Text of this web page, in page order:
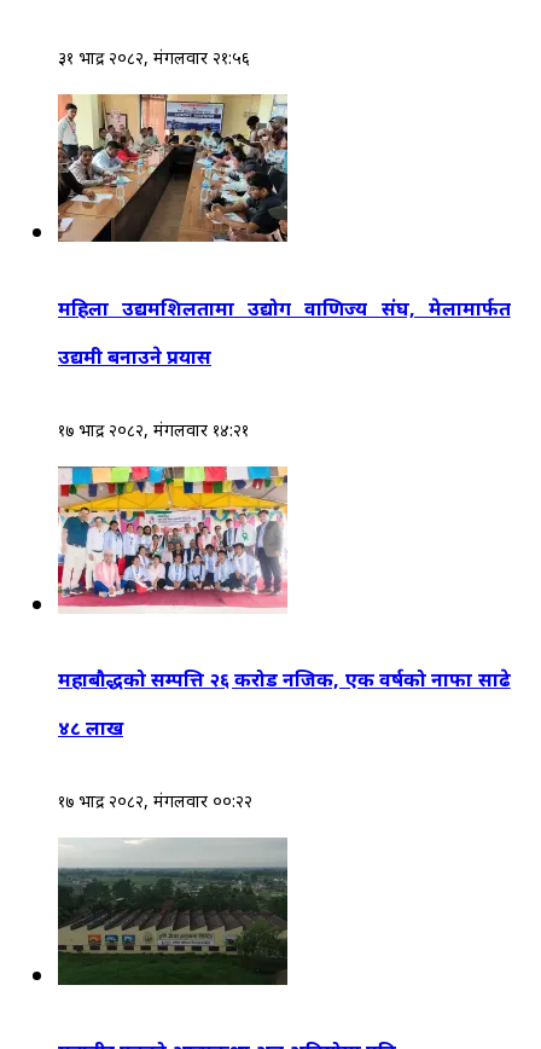
३१ भाद्र २०८२, मंगलवार २१:५६
महिला उद्यमशिलतामा उद्योग वाणिज्य संघ, मेलामार्फत
उद्यमी बनाउने प्रयास
१७ भाद्र २०८२, मंगलवार १४:२१
महाबौद्धको सम्पत्ति २६ करोड नजिक, एक वर्षको नाफा साढे
४८ लाख
१७ भाद्र २०८२, मंगलवार ००:२२